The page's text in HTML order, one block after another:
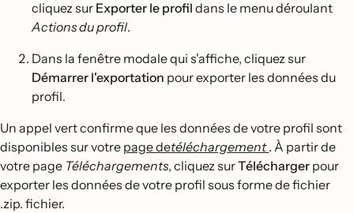
cliquez sur Exporter le profil dans le menu déroulant
Actions du profil.
Dans la fenêtre modale qui s'affiche, cliquez sur
Démarrer l'exportation pour exporter les données du
profil.
Un appel vert confirme que les données de votre profil sont
disponibles sur votre page detéléchargement . À partir de
votre page Téléchargements, cliquez surTélécharger pour
exporter les données de votre profil sous forme de fichier
.zip. fichier.